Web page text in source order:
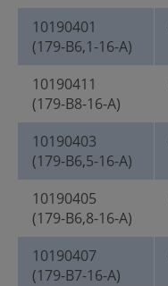
10190401
(179-B6,1-16-A)
10190411
(179-B8-16-A)
10190403
(179-B6,5-16-A)
10190405
(179-B6,8-16-A)
10190407
(179-B7-16-A)